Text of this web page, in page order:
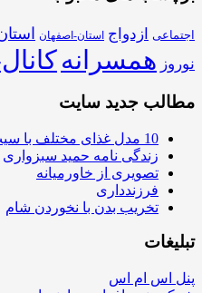
اجتماعی ازدواج استان-اصفهان
نوروز همسرانه
مطالب جدید سایت
10 مدل غذای مختلف با سیب زمینی
زندگی نامه حمید سبزواری
تصویری از خاورمیانه
فرزندداری
تخریب بدن با نخوردن شام
تبلیغات
پنل اس ام اس